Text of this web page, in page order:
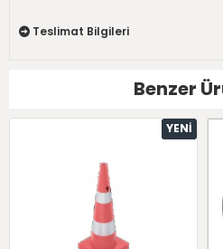
Teslimat Bilgileri
Benzer
YENI